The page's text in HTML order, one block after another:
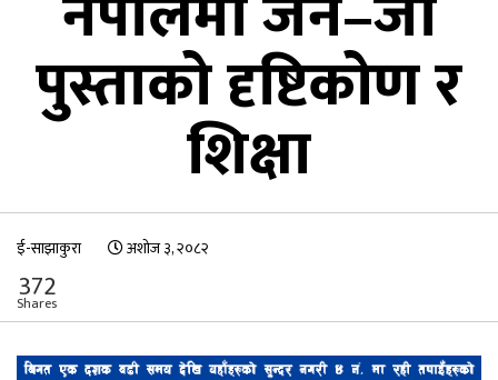
पुस्ताको दृष्टिकोण र
शिक्षा
ई-साझाकुरा अशोज ३, २०८२
372
Shares